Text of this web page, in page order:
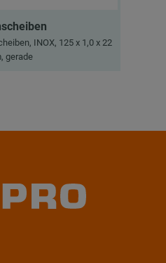
INOX, 125 x 1,0 x 22
gerade